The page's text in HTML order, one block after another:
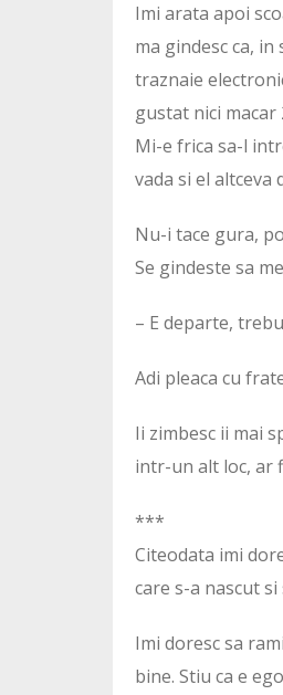
Imi arata apoi
ma gindesc ca,
traznaie
gustat nici macar
Mi-e frica sa-l
vada si el altceva
Nu-i tace gura,
Se gindeste sa
– E departe,
Adi pleaca cu
Ii zimbesc ii mai
intr-un alt loc, ar
***
Citeodata imi
care s-a nascut
Imi doresc sa
bine. Stiu ca e